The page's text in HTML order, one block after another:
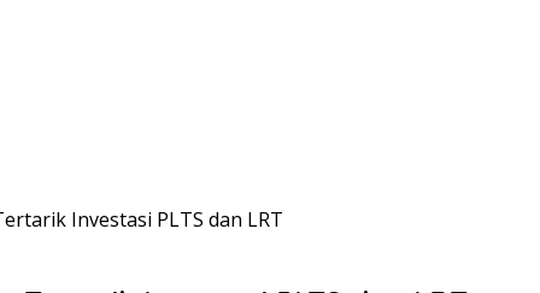
Investasi PLTS dan LRT